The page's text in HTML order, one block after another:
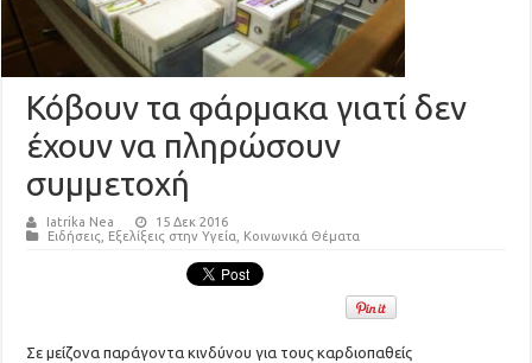
Κόβουν τα φάρμακα γιατί δεν
έχουν να πληρώσουν
συμμετοχή
Iatrika Nea
15 Δεκ 2016
Ειδήσεις
Εξελίξεις στην Υγεία Κοινωνικά Θέματα
Σε μείζονα παράγοντα κινδύνου για τους καρδιοπαθείς